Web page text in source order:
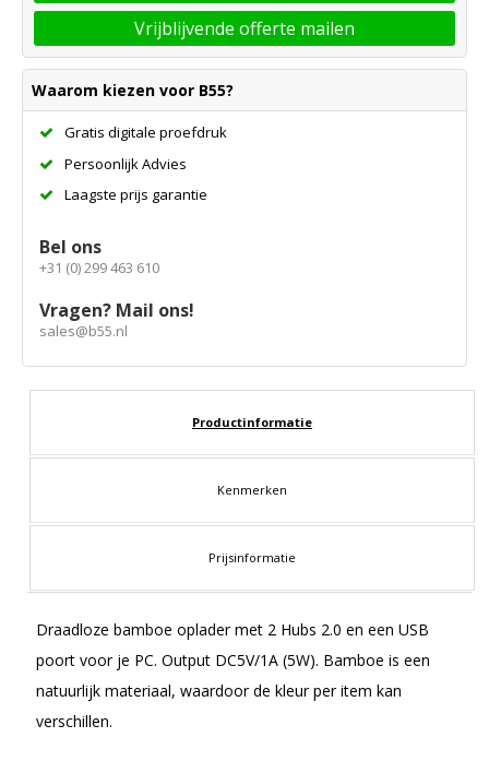
Vrijblijvende offerte mailen
Waarom kiezen voor B55?
Gratis digitale proefdruk
Persoonlijk Advies
Laagste prijs garantie
Bel ons
+31 (0) 299 463 610
Vragen? Mail ons!
sales@b55.nl
Productinformatie
Kenmerken
Prijsinformatie
Draadloze bamboe oplader met 2 Hubs 2.0 en een USB
poort voor je PC. Output DC5V/1A (5W). Bamboe is een
natuurlijk materiaal, waardoor de kleur per item kan
verschillen.